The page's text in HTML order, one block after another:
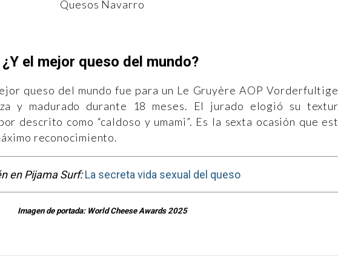
Quesos Navarro
¿Y el mejor queso del mundo?
queso del mundo fue para un Le Gruyère AOP
y madurado durante 18 meses. El jurado elogió su
descrito como “caldoso y umami”. Es la sexta ocasión que
reconocimiento.
en Pijama Surf:La secreta vida sexual del queso
Imagen de portada: World Cheese Awards 2025